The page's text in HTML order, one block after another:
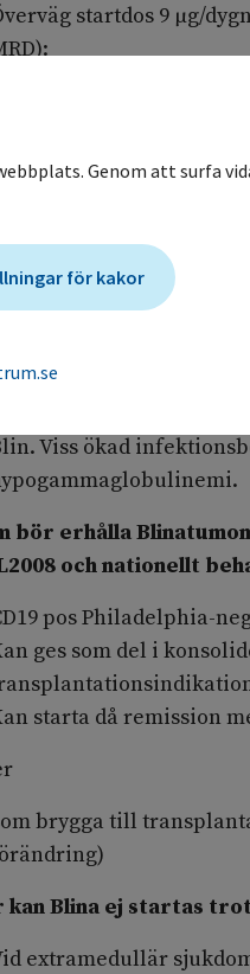
startdos 9 µg/
Känd epilepsi eller
Strukturell CNS
Högre risk för
Startkriterier ANC>0.75,
terapi (IT)
ges dag 15 och 28
>45år. Totalt
se Bilaga 1 Dosreduktion
patienter
Överväg IvIG
Viss ökad
bör erhålla
och nationellt
pos Philadelphia-
ges som del i
starta då remission
brygga till
kan Blina ej startas
extramedullär
Genom att surfa
för kakor